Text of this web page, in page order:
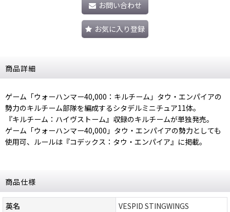
お問い合わせ
お気に入り登録
商品詳細
ゲーム「ウォーハンマー40,000：キルチーム」タウ・エンパイアの
勢力のキルチーム部隊を編成するシタデルミニチュア11体。
『キルチーム：ハイヴストーム』収録のキルチームが単独発売。
ゲーム「ウォーハンマー40,000」タウ・エンパイアの勢力としても
使用可、ルールは『コデックス：タウ・エンパイア』に掲載。
商品仕様
英名
VESPID STINGWINGS